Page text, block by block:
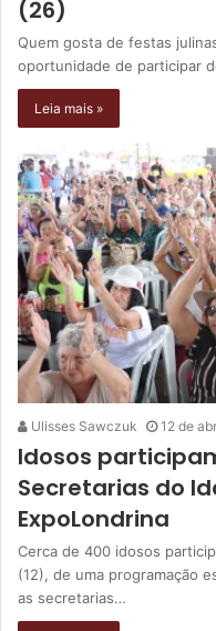
(26)
Quem gosta de festas
oportunidade de participar
Leia mais »
Ulisses Sawczuk 12 de
Idosos
Secretarias do
ExpoLondrina
Cerca de 400 idosos
(12), de uma programação
as secretarias…